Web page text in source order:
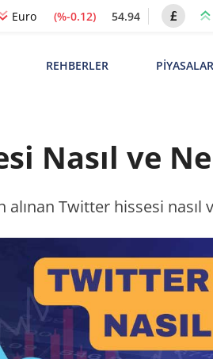
Euro (%-0.12) 54.94
REHBERLER PİYASALAR
Nasıl ve
Twitter hissesi nasıl